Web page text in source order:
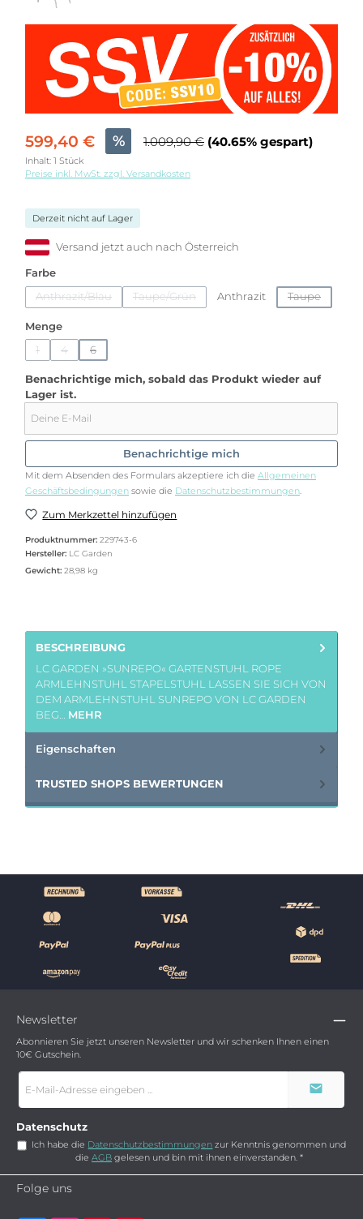
599,40 € % 1.009,90 € (40.65% gespart)
Inhalt: 1 Stück
Preise inkl. MwSt. zzgl. Versandkosten
Derzeit nicht auf Lager
Versand jetzt auch nach Österreich
Farbeauswählen
Anthrazit/Blau
(Diese Option ist zurzeit nicht verfügbar.)
Taupe/Grün
(Diese Option ist zurzeit nicht verfügbar.)
Anthrazit Taupe
(Diese
Mengeauswählen
1
(Diese Option ist zurzeit nicht verfügbar.)
4
(Diese Option ist zurzeit nicht verfügbar.)
6
(Diese Option ist zurzeit nicht verfügbar.)
Benachrichtige mich, sobald das Produkt wieder auf
Lager ist.
Benachrichtige mich
Mit dem Absenden des Formulars akzeptiere ich die Allgemeinen
Geschäftsbedingungen sowie die Datenschutzbestimmungen
Zum Merkzettel hinzufügen
Produktnummer: 229743-6
Hersteller: LC Garden
Gewicht: 28,98 kg
BESCHREIBUNG
LC GARDEN »SUNREPO« GARTENSTUHL ROPE
ARMLEHNSTUHL STAPELSTUHL LASSEN SIE SICH VON
DEM ARMLEHNSTUHL SUNREPO VON LC GARDEN
BEG… MEHR
Eigenschaften
TRUSTED SHOPS BEWERTUNGEN
Newsletter
Abonnieren Sie jetzt unseren Newsletter und wir schenken Ihnen einen
10€ Gutschein.
E-
Mail-
*
Datenschutz
Ich habe die Datenschutzbestimmungen zur Kenntnis genommen und
dieAGB gelesen und bin mit ihnen einverstanden.*
Folge uns